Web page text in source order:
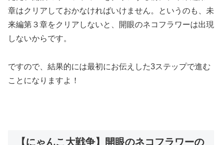
章はクリアしておかなければいけません。
というのも、未
来編第３章をクリアしないと、開眼のネコフラワーは出現
しないからです。
ですので、結果的には最初にお伝えした3ステップで進む
ことになりますよ！
【にゃんこ大戦争】開眼のネコフラワーの